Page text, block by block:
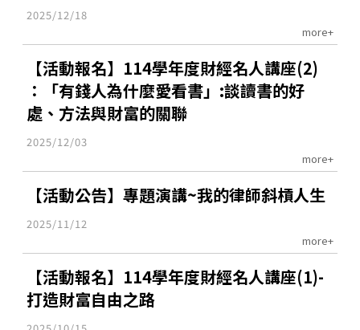
2025/12/18
more+
【活動報名】114學年度財經名人講座(2)
：「有錢人為什麼愛看書」:談讀書的好
處、方法與財富的關聯
2025/12/03
more+
【活動公告】專題演講~我的律師斜槓人生
2025/11/12
more+
【活動報名】114學年度財經名人講座(1)-
打造財富自由之路